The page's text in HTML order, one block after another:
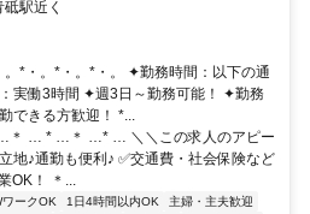
駅近く
*・。*・。*・。 ✦勤務時間：以下の通
実働3時間 ✦週3日～勤務可能！ ✦勤務
できる方歓迎！ *...
… * …＊ …* … ＼＼この求人のアピー
地♪通勤も便利♪ ✅交通費・社会保険など
OK！ ＊...
ークOK 1日4時間以内OK
主婦・主夫歓迎